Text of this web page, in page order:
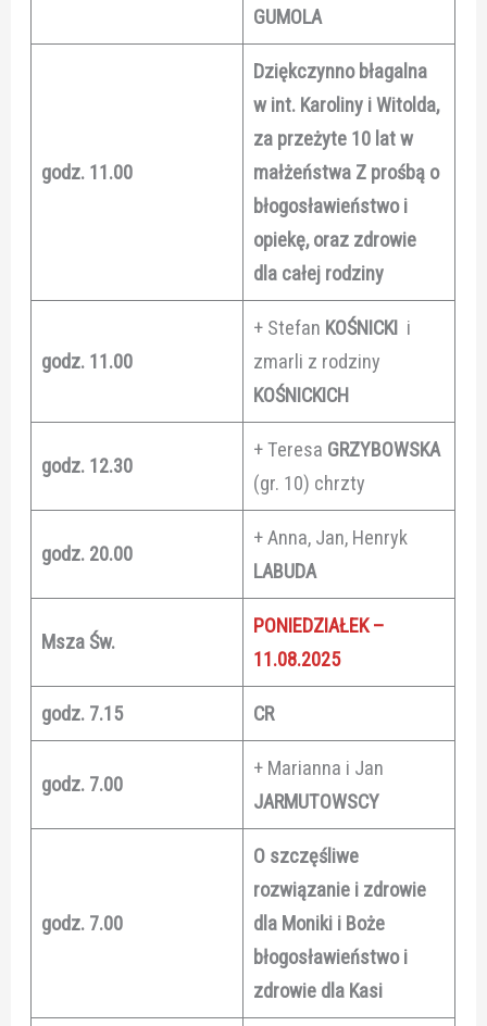
GUMOLA
godz. 11.00
Dziękczynno błagalna
w int. Karoliny i Witolda,
za przeżyte 10 lat w
małżeństwa Z prośbą o
błogosławieństwo i
opiekę, oraz zdrowie
dla całej rodziny
godz. 11.00
+ Stefan KOŚNICKI i
zmarli z rodziny
KOŚNICKICH
godz. 12.30
+ Teresa GRZYBOWSKA
(gr. 10) chrzty
godz. 20.00
+ Anna, Jan, Henryk
LABUDA
Msza Św.
PONIEDZIAŁEK –
11.08.2025
godz. 7.15 CR
godz. 7.00
+ Marianna i Jan
JARMUTOWSCY
godz. 7.00
O szczęśliwe
rozwiązanie i zdrowie
dla Moniki i Boże
błogosławieństwo i
zdrowie dla Kasi